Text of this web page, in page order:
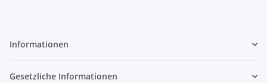
Informationen
Gesetzliche Informationen